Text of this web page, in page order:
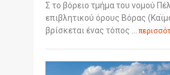
Σ το βόρειο τμήμα του νομού
επιβλητικού όρους Βόρας
βρίσκεται ένας τόπος ...